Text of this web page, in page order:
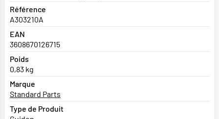
Référence
A303210A
EAN
3608670126715
Poids
0,83 kg
Marque
Standard Parts
Type de Produit